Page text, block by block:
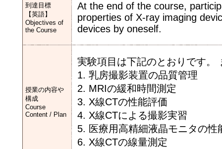
到達目標
【英語】
Objectives of
the Course
At the end of the course,
properties of X-ray imaging
devices by oneself.
授業の内容や
構成
Course
Content / Plan
実験項目は下記のとおりです。
1. 乳房撮影装置の品質管理
2. MRIの緩和時間測定
3. X線CTの性能評価
4. X線CTによる撮影実習
5. 医療用高精細液晶モニタの性
6. X線CTの線量測定